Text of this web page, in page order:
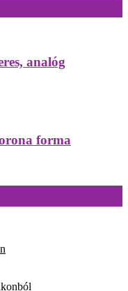
analóg
forma